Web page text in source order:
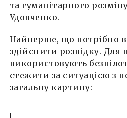
та гуманітарного
Удовченко.
Найперше, що потрібно
здійснити розвідку. Для
використовують
стежити за ситуацією з
загальну картину: